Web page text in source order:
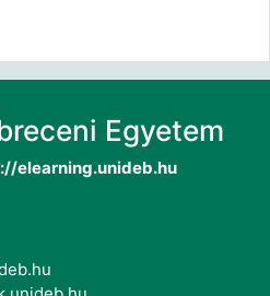
Egyetem
elearning.unideb.hu